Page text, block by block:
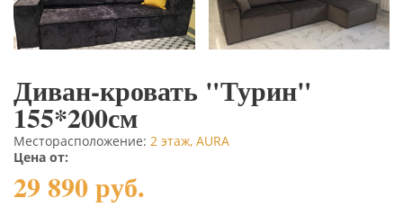
Диван-кровать "Турин"
155*200см
Месторасположение: 2 этаж, AURA
Цена от:
29 890 руб.